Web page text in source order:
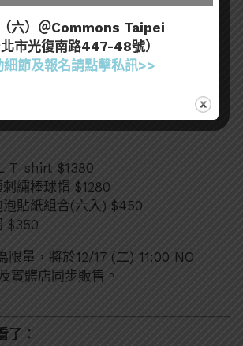
)
年12月19日至22日
21:30
23:00
T-shirt $1380
繡棒球帽 $1280
泡貼紙組合(六入) $450
$350
限量，將於12/17 (二) 11:00 NO
實體店同步販售。
了：
六）＠Commons Taipei
北市光復南路447-48號）
細節及報名請點擊私訊>>